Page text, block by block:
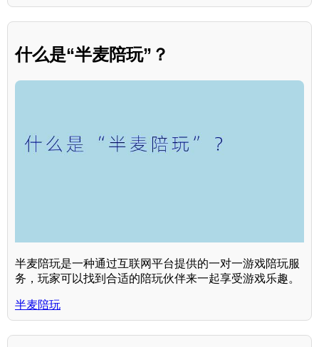
什么是“半麦陪玩”？
半麦陪玩是一种通过互联网平台提供的一对一游戏陪玩服
务，玩家可以找到合适的陪玩伙伴来一起享受游戏乐趣。
半麦陪玩